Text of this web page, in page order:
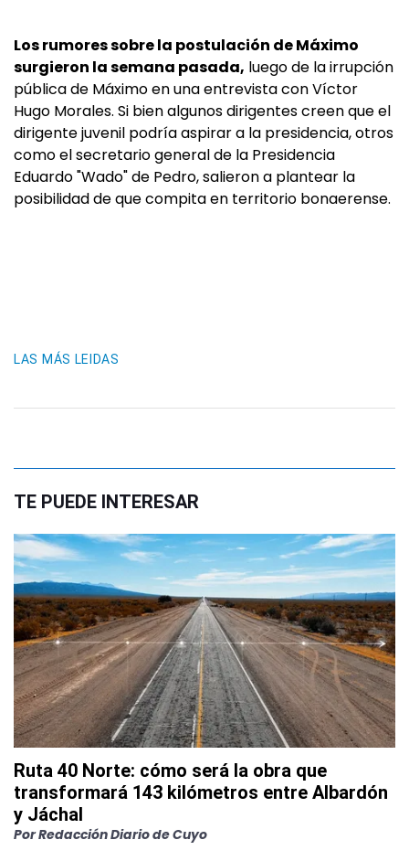
Los rumores sobre la postulación de Máximo
surgieron la semana pasada, luego de la irrupción
pública de Máximo en una entrevista con Víctor
Hugo Morales. Si bien algunos dirigentes creen que el
dirigente juvenil podría aspirar a la presidencia, otros
como el secretario general de la Presidencia
Eduardo "Wado" de Pedro, salieron a plantear la
posibilidad de que compita en territorio bonaerense.
LAS MÁS LEIDAS
TE PUEDE INTERESAR
Ruta 40 Norte: cómo será la obra que
transformará 143 kilómetros entre Albardón
y Jáchal
PorRedacción Diario de Cuyo